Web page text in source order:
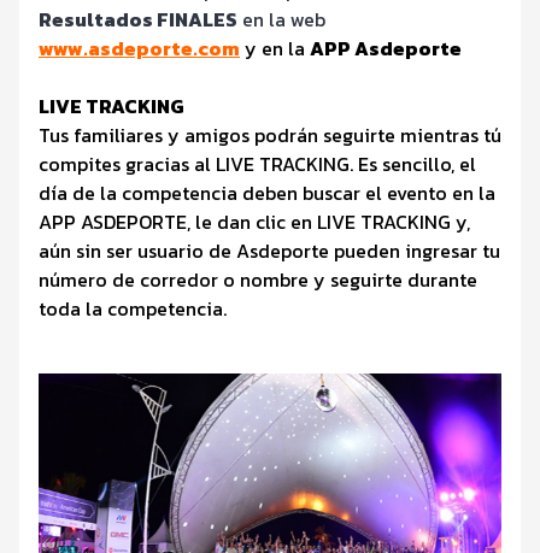
Resultados FINALES en la web
www.asdeporte.com y en la APP Asdeporte
LIVE TRACKING
Tus familiares y amigos podrán seguirte mientras tú
compites gracias al LIVE TRACKING. Es sencillo, el
día de la competencia deben buscar el evento en la
APP ASDEPORTE, le dan clic en LIVE TRACKING y,
aún sin ser usuario de Asdeporte pueden ingresar tu
número de corredor o nombre y seguirte durante
toda la competencia.